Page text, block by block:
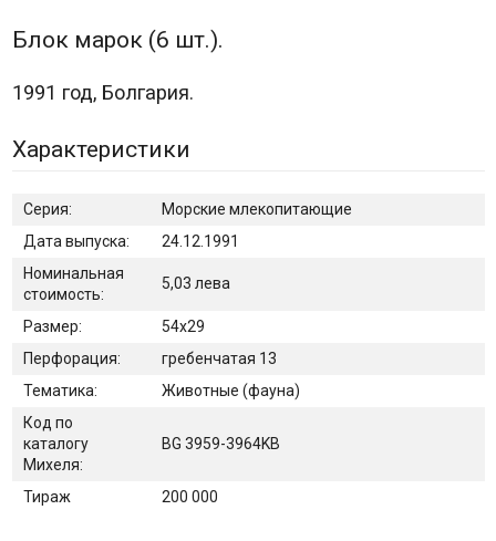
Блок марок (6 шт.).
1991 год, Болгария.
Характеристики
Серия:
Морские млекопитающие
Дата выпуска:
24.12.1991
Номинальная
стоимость:
5,03 лева
Размер:
54х29
Перфорация:
гребенчатая 13
Тематика:
Животные (фауна)
Код по
каталогу
Михеля:
BG 3959-3964KB
Тираж 200 000